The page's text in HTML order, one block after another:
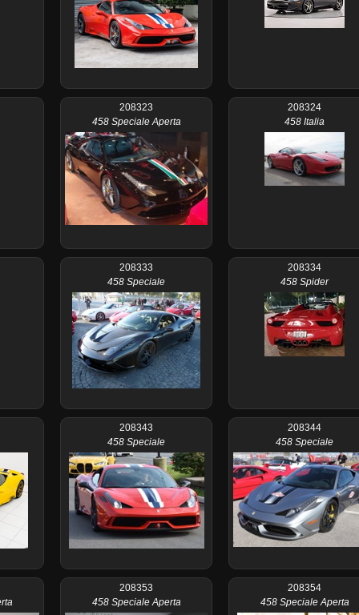
208323
458 Speciale Aperta
208324
458 Italia
208333
458 Speciale
208334
458 Spider
208343
458 Speciale
208344
458 Speciale
208353
458 Speciale Aperta
208354
458 Speciale Aperta